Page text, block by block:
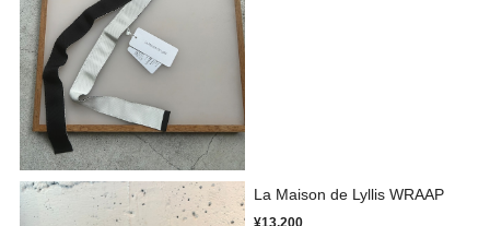
La Maison de Lyllis WRAAP